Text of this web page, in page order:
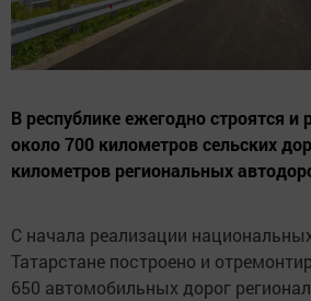
В республике ежегодно строятся и
около 700 километров сельских
километров региональных
С начала реализации
Татарстане построено и
650 автомобильных дорог